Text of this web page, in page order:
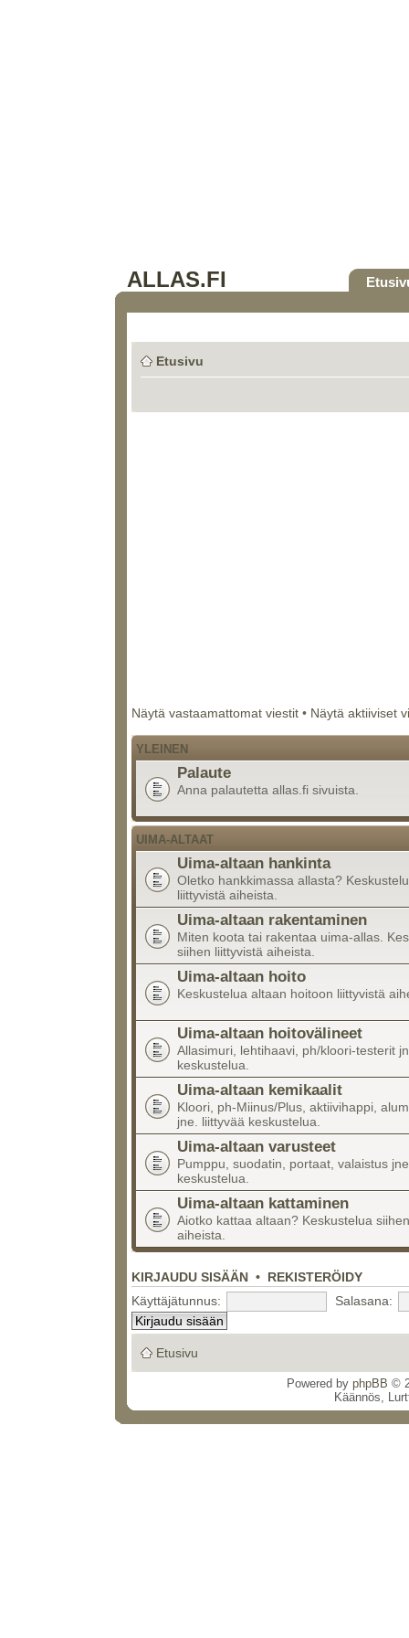
ALLAS.FI
Etusivu
Näytä vastaamattomat viestit • Näytä aktiiviset
YLEINEN
Palaute
Anna palautetta allas.fi sivuista.
UIMA-ALTAAT
Uima-altaan hankinta
Oletko hankkimassa allasta?
liittyvistä aiheista.
Uima-altaan rakentaminen
Miten koota tai rakentaa uima-allas.
siihen liittyvistä aiheista.
Uima-altaan hoito
Keskustelua altaan hoitoon liittyvistä
Uima-altaan hoitovälineet
Allasimuri, lehtihaavi, ph/kloori-testerit
keskustelua.
Uima-altaan kemikaalit
Kloori, ph-Miinus/Plus, aktiivihappi,
jne. liittyvää keskustelua.
Uima-altaan varusteet
Pumppu, suodatin, portaat, valaistus
keskustelua.
Uima-altaan kattaminen
Aiotko kattaa altaan? Keskustelua
aiheista.
KIRJAUDU SISÄÄN • REKISTERÖIDY
Käyttäjätunnus: Salasana:
Etusivu
Powered by phpBB ©
Käännös,